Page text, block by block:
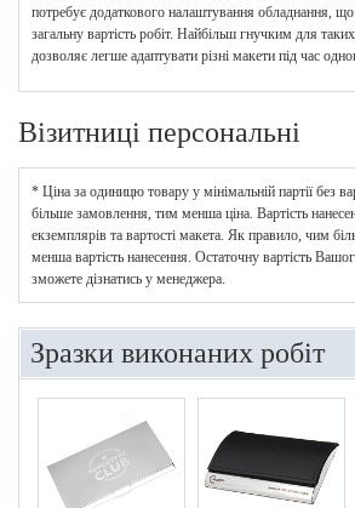
потребує додаткового налаштування обладнання,
загальну вартість робіт. Найбільш гнучким для
дозволяє легше адаптувати різні макети під час
Візитниці персональні
* Ціна за одиницю товару у мінімальній партії без
більше замовлення, тим менша ціна. Вартість
екземплярів та вартості макета. Як правило, чим
менша вартість нанесення. Остаточну вартість
зможете дізнатись у менеджера.
Зразки виконаних робіт